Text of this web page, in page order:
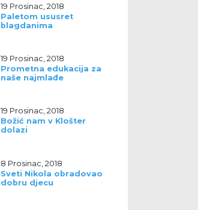
19 Prosinac, 2018
Paletom ususret
blagdanima
19 Prosinac, 2018
Prometna edukacija za
naše najmlađe
19 Prosinac, 2018
Božić nam v Klošter
dolazi
8 Prosinac, 2018
Sveti Nikola obradovao
dobru djecu